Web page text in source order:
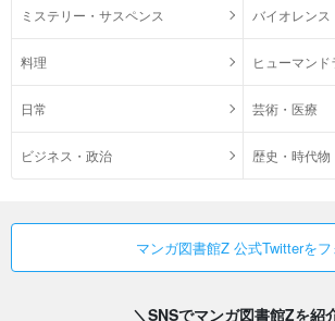
ミステリー・サスペンス バイオレン
料理 ヒューマンド
日常 芸術・医療
ビジネス・政治 歴史・時代物
マンガ図書館Z 公式Twitterを
＼SNSでマンガ図書館Zを紹